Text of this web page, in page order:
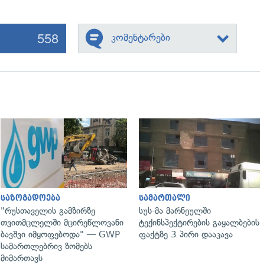
558 კომენტარები
გადახედვა გადახედვა
საზოგადოება
"რუსთაველის გამზირზე
თვითმცლელში მცირეწლოვანი
ბავშვი იმყოფებოდა" — GWP
სამართლებრივ ზომებს
მიმართავს
სამართალი
სუს-მა მარნეულში
ტექინსპექტირების გაყალბების
ფაქტზე 3 პირი დააკავა